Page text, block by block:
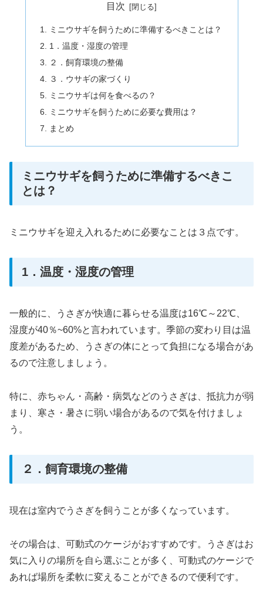
目次
ミニウサギを飼うために準備するべきことは？
1．温度・湿度の管理
２．飼育環境の整備
３．ウサギの家づくり
ミニウサギは何を食べるの？
ミニウサギを飼うために必要な費用は？
まとめ
ミニウサギを飼うために準備するべきこ
とは？
ミニウサギを迎え入れるために必要なことは３点です。
1．温度・湿度の管理
一般的に、うさぎが快適に暮らせる温度は16℃～22℃、
湿度が40％~60%と言われています。季節の変わり目は温
度差があるため、うさぎの体にとって負担になる場合があ
るので注意しましょう。
特に、赤ちゃん・高齢・病気などのうさぎは、抵抗力が弱
まり、寒さ・暑さに弱い場合があるので気を付けましょ
う。
２．飼育環境の整備
現在は室内でうさぎを飼うことが多くなっています。
その場合は、可動式のケージがおすすめです。うさぎはお
気に入りの場所を自ら選ぶことが多く、可動式のケージで
あれば場所を柔軟に変えることができるので便利です。